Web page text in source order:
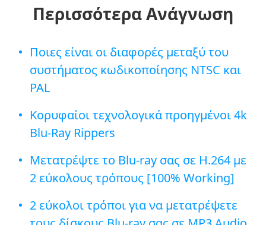
Περισσότερα Ανάγνωση
Ποιες είναι οι διαφορές μεταξύ του
συστήματος κωδικοποίησης NTSC και
PAL
Κορυφαίοι τεχνολογικά προηγμένοι 4k
Blu-Ray Rippers
Μετατρέψτε το Blu-ray σας σε H.264 με
2 εύκολους τρόπους [100% Working]
2 εύκολοι τρόποι για να μετατρέψετε